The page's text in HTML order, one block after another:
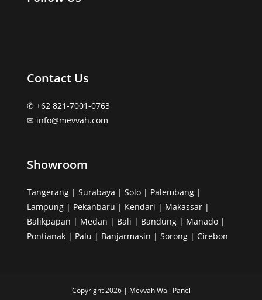
Contact Us
✆ +62 821-7001-0763
✉︎ info@mevvah.com
Showroom
Tangerang | Surabaya | Solo | Palembang |
Lampung | Pekanbaru | Kendari | Makassar |
Balikpapan | Medan | Bali | Bandung | Manado |
Pontianak | Palu | Banjarmasin | Sorong | Cirebon
Copyright 2026 | Mevvah Wall Panel